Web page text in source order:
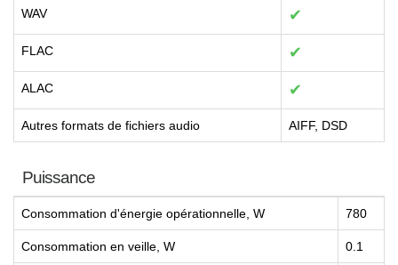
WAV ✔
FLAC ✔
ALAC ✔
Autres formats de fichiers audio AIFF, DSD
Puissance
Consommation d'énergie opérationnelle, W 780
Consommation en veille, W 0.1